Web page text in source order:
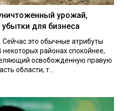
урожай,
для бизнеса
это обычные атрибуты
районах спокойнее,
освобожденную правую
области, т...